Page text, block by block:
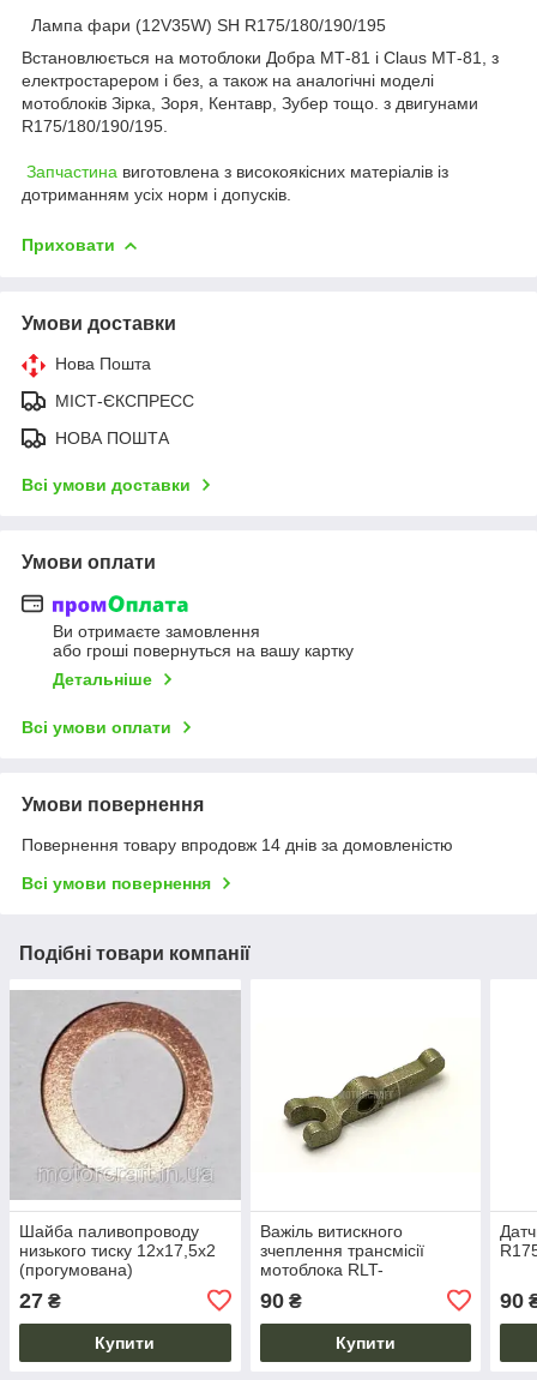
Лампа фари (12V35W) SH R175/180/190/195
Встановлюється на мотоблоки Добра МТ-81 і Claus МТ-81, з
електростарером і без, а також на аналогічні моделі
мотоблоків Зірка, Зоря, Кентавр, Зубер тощо. з двигунами
R175/180/190/195.
Запчастина виготовлена з високоякісних матеріалів із
дотриманням усіх норм і допусків.
Приховати
Умови доставки
Нова Пошта
МІСТ-ЄКСПРЕСС
НОВА ПОШТА
Всі умови доставки
Умови оплати
Ви отримаєте замовлення
або гроші повернуться на вашу картку
Детальніше
Всі умови оплати
Умови повернення
Повернення товару впродовж 14 днів за домовленістю
Всі умови повернення
Подібні товари компанії
Шайба паливопроводу
низького тиску 12х17,5х2
(прогумована)
27 ₴
Купити
Важіль витискного
зчеплення трансмісії
мотоблока RLT-
90₴
Купити
90